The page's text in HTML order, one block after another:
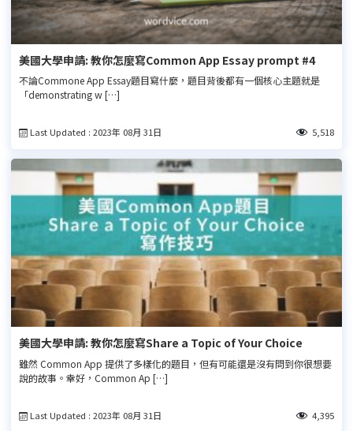
美國大學申請: 教你怎麼寫Common App Essay prompt #4
不論Commone App Essay題目寫什麼，題目背後都有一個核心主題就是
「demonstrating w […]
Last Updated : 2023年 08月 31日 5,518
美國大學申請: 教你怎麼寫Share a Topic of Your Choice
雖然 Common App 提供了多樣化的題目，但有可能還是沒有問到你很想要
說的故事。幸好，Common Ap […]
Last Updated : 2023年 08月 31日 4,395